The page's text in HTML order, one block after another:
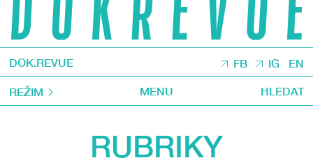
DOK.REVUE FB IG EN
REŽIM MENU HLEDAT
RUBRIKY